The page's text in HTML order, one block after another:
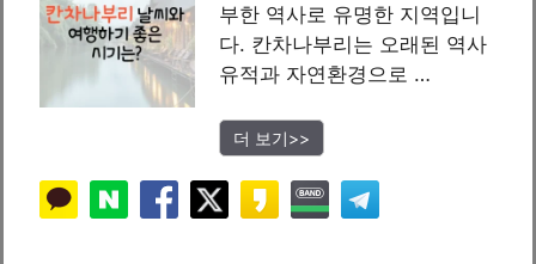
부한 역사로 유명한 지역입니
다. 칸차나부리는 오래된 역사
유적과 자연환경으로 …
더 보기>>